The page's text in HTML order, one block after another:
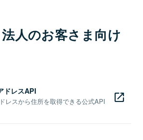
人のお客さま向け
ドレスAPI
レスから住所を取得できる公式API